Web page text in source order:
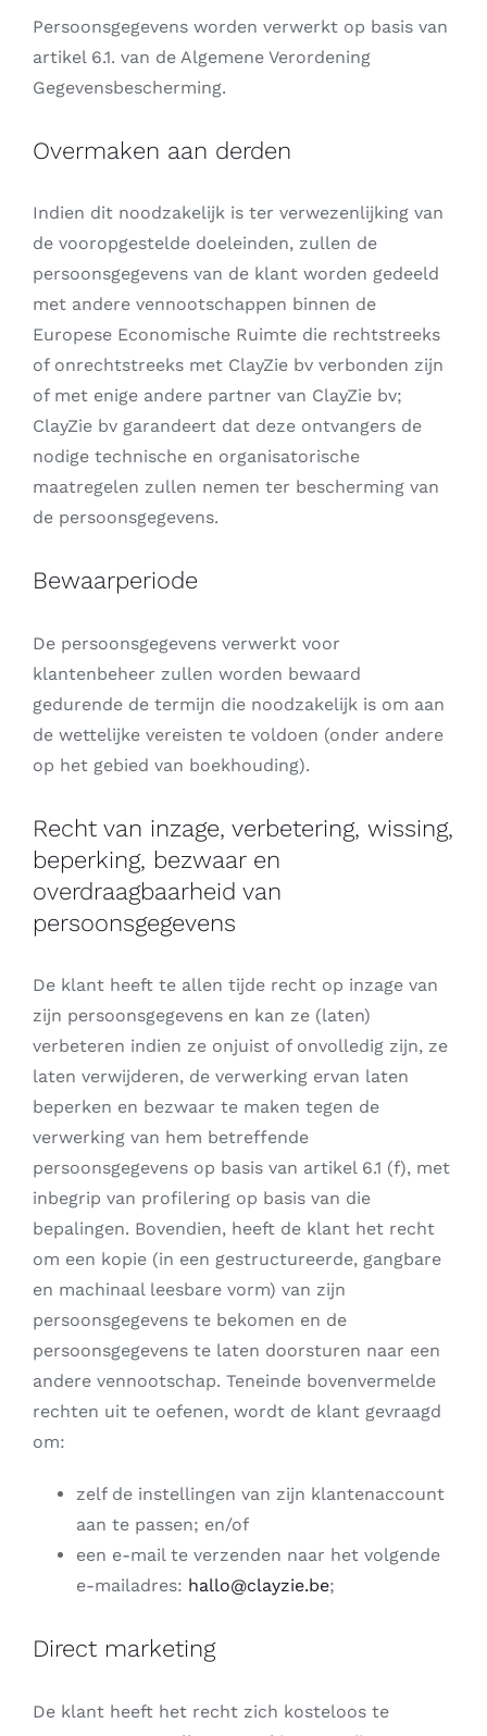
Persoonsgegevens worden verwerkt op basis van
artikel 6.1. van de Algemene Verordening
Gegevensbescherming.
Overmaken aan derden
Indien dit noodzakelijk is ter verwezenlijking van
de vooropgestelde doeleinden, zullen de
persoonsgegevens van de klant worden gedeeld
met andere vennootschappen binnen de
Europese Economische Ruimte die rechtstreeks
of onrechtstreeks met ClayZie bv verbonden zijn
of met enige andere partner van ClayZie bv;
ClayZie bv garandeert dat deze ontvangers de
nodige technische en organisatorische
maatregelen zullen nemen ter bescherming van
de persoonsgegevens.
Bewaarperiode
De persoonsgegevens verwerkt voor
klantenbeheer zullen worden bewaard
gedurende de termijn die noodzakelijk is om aan
de wettelijke vereisten te voldoen (onder andere
op het gebied van boekhouding).
Recht van inzage, verbetering, wissing,
beperking, bezwaar en
overdraagbaarheid van
persoonsgegevens
De klant heeft te allen tijde recht op inzage van
zijn persoonsgegevens en kan ze (laten)
verbeteren indien ze onjuist of onvolledig zijn, ze
laten verwijderen, de verwerking ervan laten
beperken en bezwaar te maken tegen de
verwerking van hem betreffende
persoonsgegevens op basis van artikel 6.1 (f), met
inbegrip van profilering op basis van die
bepalingen. Bovendien, heeft de klant het recht
om een kopie (in een gestructureerde, gangbare
en machinaal leesbare vorm) van zijn
persoonsgegevens te bekomen en de
persoonsgegevens te laten doorsturen naar een
andere vennootschap. Teneinde bovenvermelde
rechten uit te oefenen, wordt de klant gevraagd
om:
zelf de instellingen van zijn klantenaccount
aan te passen; en/of
een e-mail te verzenden naar het volgende
e-mailadres: hallo@clayzie.be;
Direct marketing
De klant heeft het recht zich kosteloos te